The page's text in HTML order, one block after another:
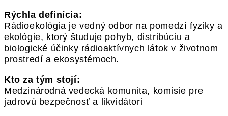
Rýchla definícia:
Rádioekológia je vedný odbor na pomedzí fyziky a
ekológie, ktorý študuje pohyb, distribúciu a
biologické účinky rádioaktívnych látok v životnom
prostredí a ekosystémoch.
Kto za tým stojí:
Medzinárodná vedecká komunita, komisie pre
jadrovú bezpečnosť a likvidátori